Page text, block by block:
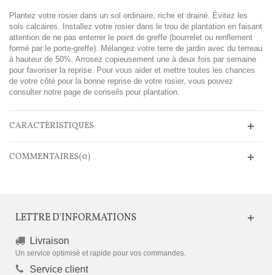
Plantez votre rosier dans un sol ordinaire, riche et drainé. Évitez les
sols calcaires. Installez votre rosier dans le trou de plantation en faisant
attention de ne pas enterrer le point de greffe (bourrelet ou renflement
formé par le porte-greffe). Mélangez votre terre de jardin avec du terreau
à hauteur de 50%. Arrosez copieusement une à deux fois par semaine
pour favoriser la reprise. Pour vous aider et mettre toutes les chances
de votre côté pour la bonne reprise de votre rosier, vous pouvez
consulter notre page de conseils pour plantation.
CARACTÉRISTIQUES
COMMENTAIRES(0)
LETTRE D'INFORMATIONS
Livraison
Un service optimisé et rapide pour vos commandes.
Service client